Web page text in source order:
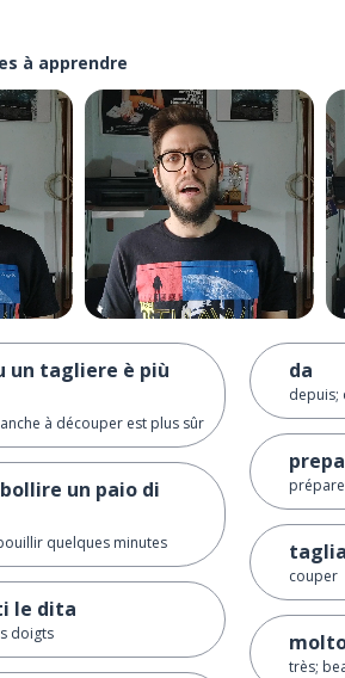
à apprendre
un tagliere è più
à découper est plus sûr
un paio di
quelques minutes
le dita
doigts
da
depuis;
couper
très;